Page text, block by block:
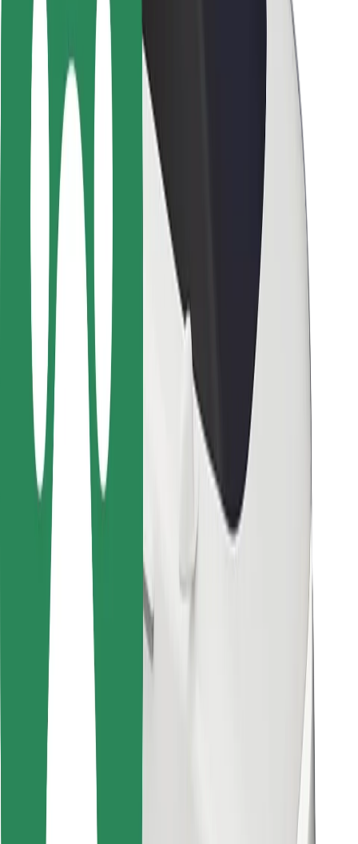
Bezpečnost řidičů
Bezpečnost na koloběžce
Laboratoř bezpečnosti
Města
Lokality
Řešení pro města
Letiště
Nabíjecí stanice Bolt
Podpora
Pro cestující
Pro řidiče
Pro kurýry
Bolt Food
Pro flotilové partnery
Pro restaurace
Bolt for Business
Cookies
Zabezpečení
Jízda za pár minut!
Stáhněte si aplikaci Bolt
Stáhněte si aplikaci Bolt Food